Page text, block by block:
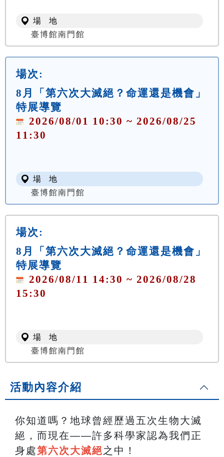
場 地
臺博館南門館
場次:
8月「第六次大滅絕？命運還是機會」
特展導覽
2026/08/01 10:30 ~ 2026/08/25
11:30
場 地
臺博館南門館
場次:
8月「第六次大滅絕？命運還是機會」
特展導覽
2026/08/11 14:30 ~ 2026/08/28
15:30
場 地
臺博館南門館
活動內容介紹
你知道嗎？地球曾經歷過五次生物大滅
絕，而現在——許多科學家認為我們正
身處第六次大滅絕之中！